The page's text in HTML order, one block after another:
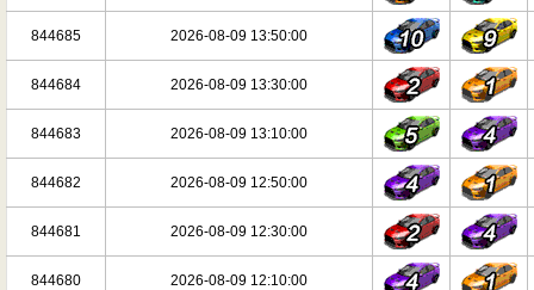
844685 2026-08-09 13:50:00
844684 2026-08-09 13:30:00
844683 2026-08-09 13:10:00
844682 2026-08-09 12:50:00
844681 2026-08-09 12:30:00
844680 2026-08-09 12:10:00